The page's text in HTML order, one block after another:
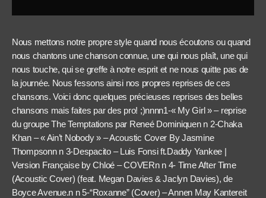
Nous mettons notre propre style quand nous écoutons ou quand
nous chantons une chanson connue, une qui nous plaît, une qui
nous touche, qui se greffe à notre esprit et ne nous quitte pas de
la journée. Nous fessons ainsi nos propres reprises de ces
chansons. Voici donc quelques précieuses reprises des belles
chansons mais faites par des pro! ;)nnnn1-« My Girl » – reprise
du groupe The Temptations par Reneé Dominiquen n 2-Chaka
Khan – « Ain’t Nobody » – Acoustic Cover By Jasmine
Thompsonn n 3-Despacito – Luis Fonsi ft.Daddy Yankee |
Version Française by Chloé – COVERn n 4- Time After Time
(Acoustic Cover) (feat. Megan Davies & Jaclyn Davies), de
Boyce Avenue.n n 5-“Roxanne” (Cover) – Annen May Kantereit